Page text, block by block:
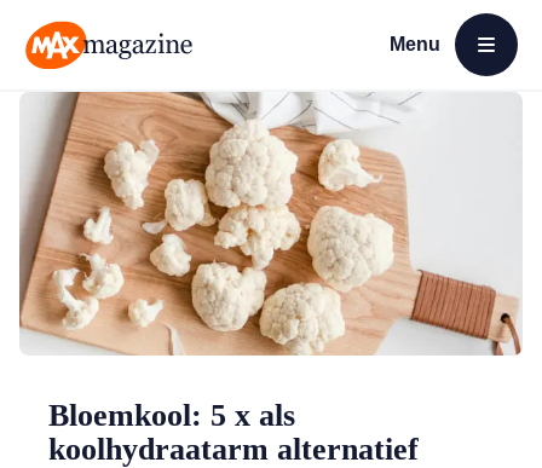
Menu
Open menu
Bloemkool: 5 x als
koolhydraatarm alternatief